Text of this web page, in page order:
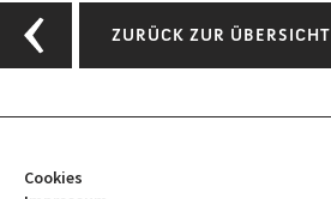
ZURÜCK ZUR ÜBERSICHT
Cookies